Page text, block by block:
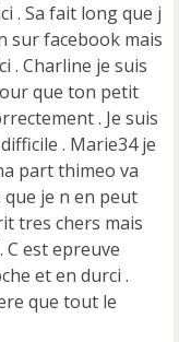
. Sa fait long que j
sur facebook mais
. Charline je suis
que ton petit
. Je suis
. Marie34 je
part thimeo va
je n en peut
tres chers mais
est epreuve
et en durci .
que tout le